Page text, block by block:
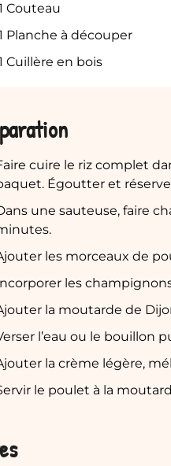
Couteau
Planche à découper
Cuillère en bois
cuire le riz complet
Égoutter et
une sauteuse, faire
les morceaux de
les
la moutarde de
l’eau ou le bouillon
la crème légère,
le poulet à la